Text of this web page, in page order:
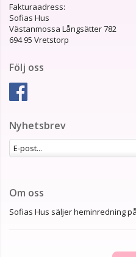
Fakturaadress:
Sofias Hus
Västanmossa Långsätter 782
694 95 Vretstorp
Följ oss
Nyhetsbrev
Om oss
Sofias Hus säljer heminredning